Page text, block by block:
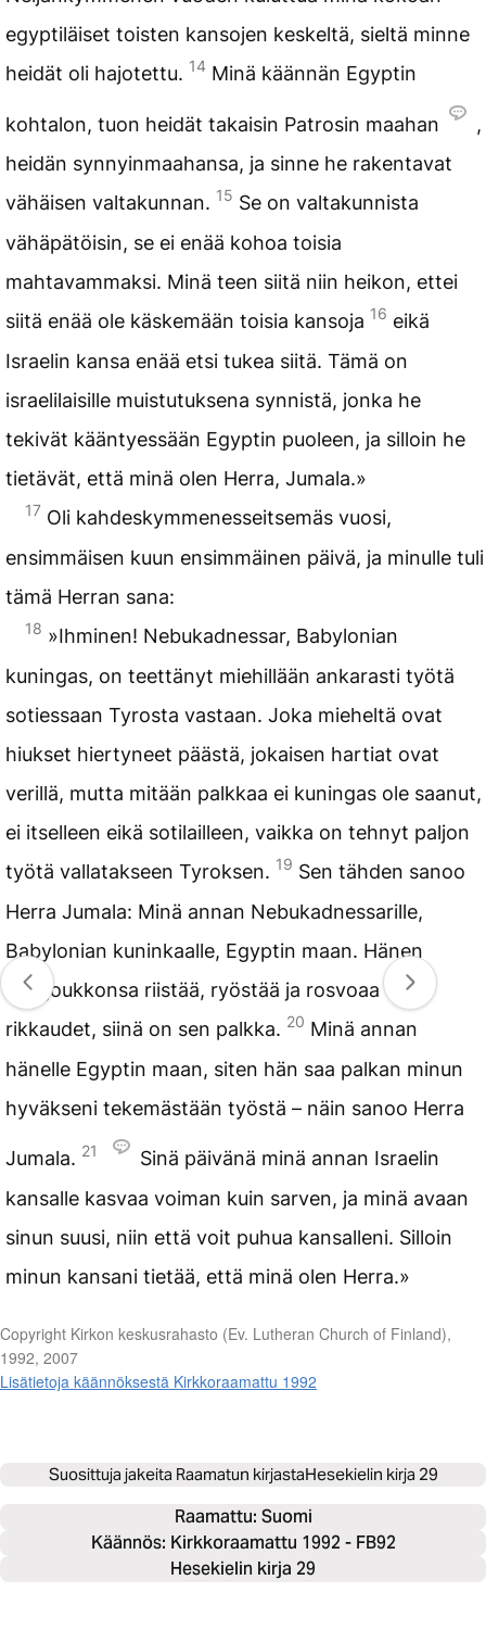
egyptiläiset toisten kansojen keskeltä, sieltä minne
heidät oli hajotettu. 14 Minä käännän Egyptin
kohtalon, tuon heidät takaisin Patrosin maahan
,
heidän synnyinmaahansa, ja sinne he rakentavat
vähäisen valtakunnan. 15 Se on valtakunnista
vähäpätöisin, se ei enää kohoa toisia
mahtavammaksi. Minä teen siitä niin heikon, ettei
siitä enää ole käskemään toisia kansoja 16 eikä
Israelin kansa enää etsi tukea siitä. Tämä on
israelilaisille muistutuksena synnistä, jonka he
tekivät kääntyessään Egyptin puoleen, ja silloin he
tietävät, että minä olen Herra, Jumala.»
17 Oli kahdeskymmenesseitsemäs vuosi,
ensimmäisen kuun ensimmäinen päivä, ja minulle tuli
tämä Herran sana:
18 »Ihminen! Nebukadnessar, Babylonian
kuningas, on teettänyt miehillään ankarasti työtä
sotiessaan Tyrosta vastaan. Joka mieheltä ovat
hiukset hiertyneet päästä, jokaisen hartiat ovat
verillä, mutta mitään palkkaa ei kuningas ole saanut,
ei itselleen eikä sotilailleen, vaikka on tehnyt paljon
työtä vallatakseen Tyroksen. 19 Sen tähden sanoo
Herra Jumala: Minä annan Nebukadnessarille,
Babylonian kuninkaalle, Egyptin maan. Hänen
sotajoukkonsa riistää, ryöstää ja rosvoaa sen
rikkaudet, siinä on sen palkka. 20 Minä annan
hänelle Egyptin maan, siten hän saa palkan minun
hyväkseni tekemästään työstä – näin sanoo Herra
Jumala. 21
Sinä päivänä minä annan Israelin
kansalle kasvaa voiman kuin sarven, ja minä avaan
sinun suusi, niin että voit puhua kansalleni. Silloin
minun kansani tietää, että minä olen Herra.»
Copyright Kirkon keskusrahasto (Ev. Lutheran Church of Finland),
1992, 2007
Lisätietoja käännöksestä Kirkkoraamattu 1992
Suosittuja jakeita Raamatun kirjastaHesekielin kirja 29
Raamattu: Suomi
Käännös: Kirkkoraamattu 1992 - FB92
Hesekielin kirja 29